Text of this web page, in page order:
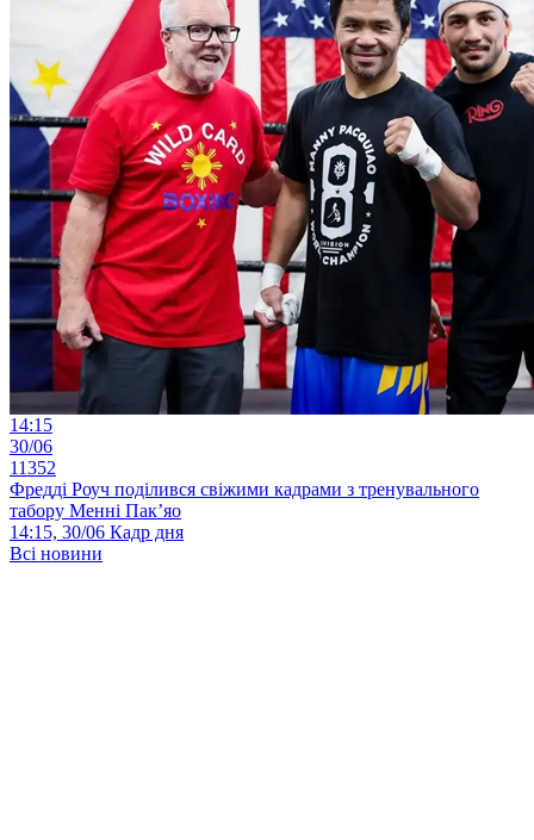
14:15
30/06
11352
Фредді Роуч поділився свіжими кадрами з тренувального
табору Менні Пак’яо
14:15, 30/06 Кадр дня
Всі новини